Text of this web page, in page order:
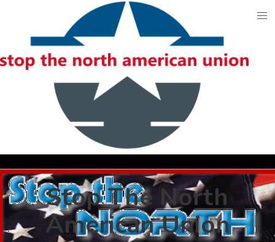
content
Stop The North
American Union